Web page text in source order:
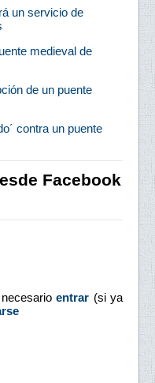
un servicio de
medieval de
de un puente
contra un puente
Facebook
entrar (si ya